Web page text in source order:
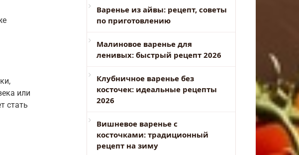
или
стать
Варенье из айвы: рецепт, советы
по приготовлению
Малиновое варенье для
ленивых: быстрый рецепт 2026
Клубничное варенье без
косточек: идеальные рецепты
2026
Вишневое варенье с
косточками: традиционный
рецепт на зиму